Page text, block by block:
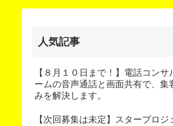
人気記事
【８月１０日まで！】電話コンサ
ームの音声通話と画面共有で、集
みを解決します。
【次回募集は未定】スタープロジ